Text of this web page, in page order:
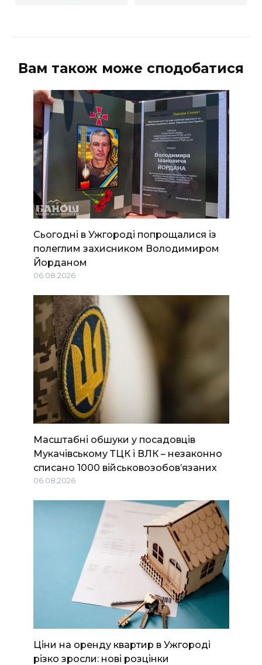
Вам також може сподобатися
Сьогодні в Ужгороді попрощалися із
полеглим захисником Володимиром
Йорданом
06.08.2026
Масштабні обшуки у посадовців
Мукачівському ТЦК і ВЛК – незаконно
списано 1000 військовозобов’язаних
06.08.2026
Ціни на оренду квартир в Ужгороді
різко зросли: нові розцінки